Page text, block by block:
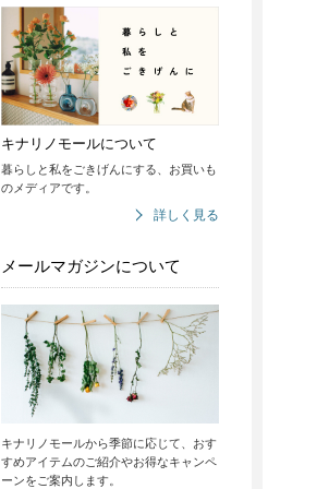
キナリノモールについて
暮らしと私をごきげんにする、お買いも
のメディアです。
詳しく見る
メールマガジンについて
キナリノモールから季節に応じて、おす
すめアイテムのご紹介やお得なキャンペ
ーンをご案内します。